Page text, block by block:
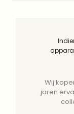
Wij
jaren